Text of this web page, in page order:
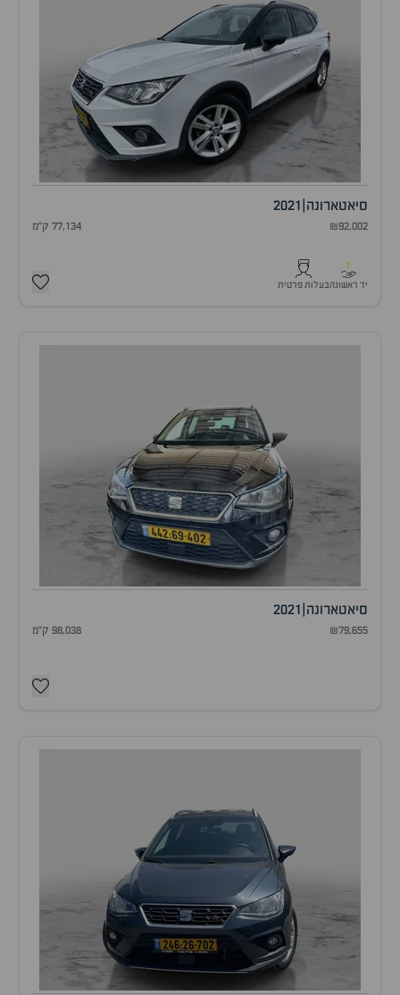
סיאטארונה 2021
₪92,002 77,134 ק"מ
1
יד ראשונהבעלות פרטית
סיאטארונה 2021
₪79,655 98,038 ק"מ